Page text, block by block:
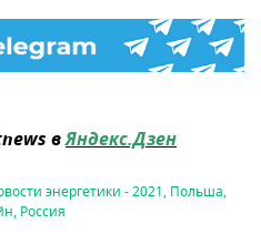
вЯндекс.Дзен
энергетики - 2021, Польша,
, Россия